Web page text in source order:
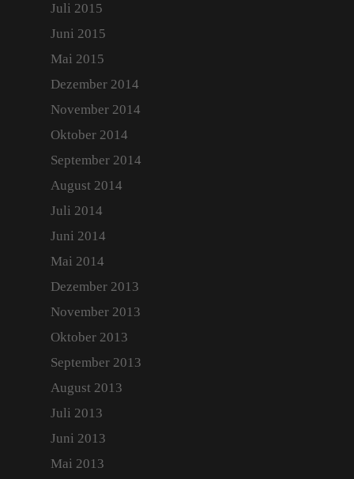
Juli 2015
Juni 2015
Mai 2015
Dezember 2014
November 2014
Oktober 2014
September 2014
August 2014
Juli 2014
Juni 2014
Mai 2014
Dezember 2013
November 2013
Oktober 2013
September 2013
August 2013
Juli 2013
Juni 2013
Mai 2013